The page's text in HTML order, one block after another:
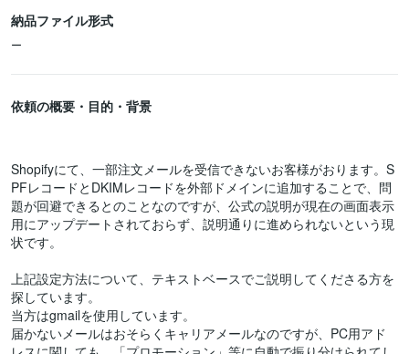
納品ファイル形式
ー
依頼の概要・目的・背景
Shopifyにて、一部注文メールを受信できないお客様がおります。S
PFレコードとDKIMレコードを外部ドメインに追加することで、問
題が回避できるとのことなのですが、公式の説明が現在の画面表示
用にアップデートされておらず、説明通りに進められないという現
状です。
上記設定方法について、テキストベースでご説明してくださる方を
探しています。
当方はgmailを使用しています。
届かないメールはおそらくキャリアメールなのですが、PC用アド